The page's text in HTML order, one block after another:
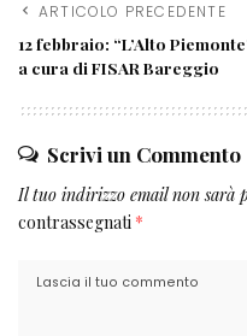
ARTICOLO PRECEDENTE
12 febbraio: “L’Alto
a cura di FISAR Bareggio
Scrivi un Commento
Il tuo indirizzo email non sarà
contrassegnati *